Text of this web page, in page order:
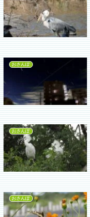
おさんぽ
おさんぽ
おさんぽ